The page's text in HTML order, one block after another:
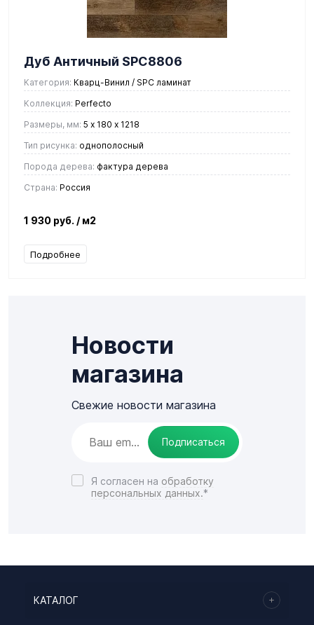
Дуб Античный SPC8806
Категория: Кварц-Винил / SPC ламинат
Коллекция: Perfecto
Размеры, мм: 5 х 180 х 1218
Тип рисунка: однополосный
Порода дерева: фактура дерева
Страна: Россия
1 930 руб. / м2
Подробнее
Новости
магазина
Свежие новости магазина
Подписаться
Я согласен на обработку
персональных данных.*
КАТАЛОГ